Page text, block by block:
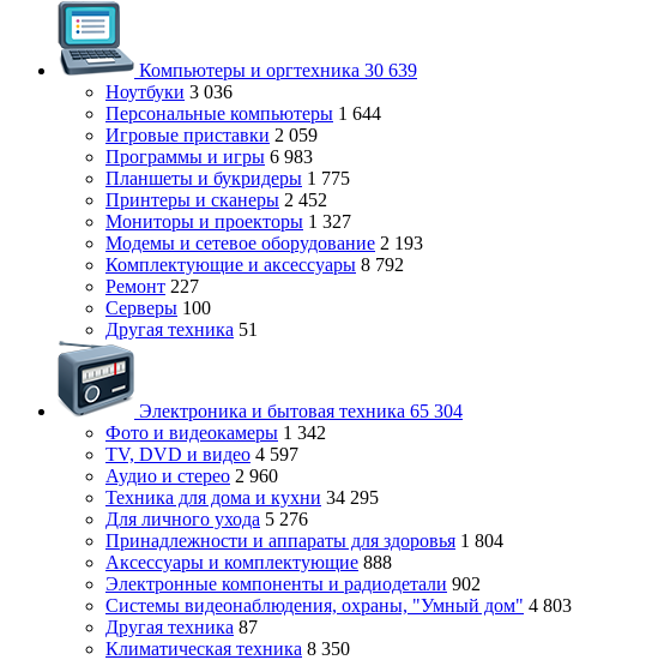
Компьютеры и оргтехника 30 639
Ноутбуки 3 036
Персональные компьютеры 1 644
Игровые приставки 2 059
Программы и игры 6 983
Планшеты и букридеры 1 775
Принтеры и сканеры 2 452
Мониторы и проекторы 1 327
Модемы и сетевое оборудование 2 193
Комплектующие и аксессуары 8 792
Ремонт 227
Серверы 100
Другая техника 51
Электроника и бытовая техника 65 304
Фото и видеокамеры 1 342
TV, DVD и видео 4 597
Аудио и стерео 2 960
Техника для дома и кухни 34 295
Для личного ухода 5 276
Принадлежности и аппараты для здоровья 1 804
Аксессуары и комплектующие 888
Электронные компоненты и радиодетали 902
Системы видеонаблюдения, охраны, "Умный дом" 4 803
Другая техника 87
Климатическая техника 8 350